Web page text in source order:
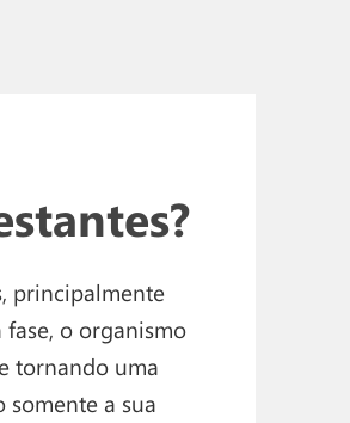
principalmente
o organismo
tornando uma
somente a sua